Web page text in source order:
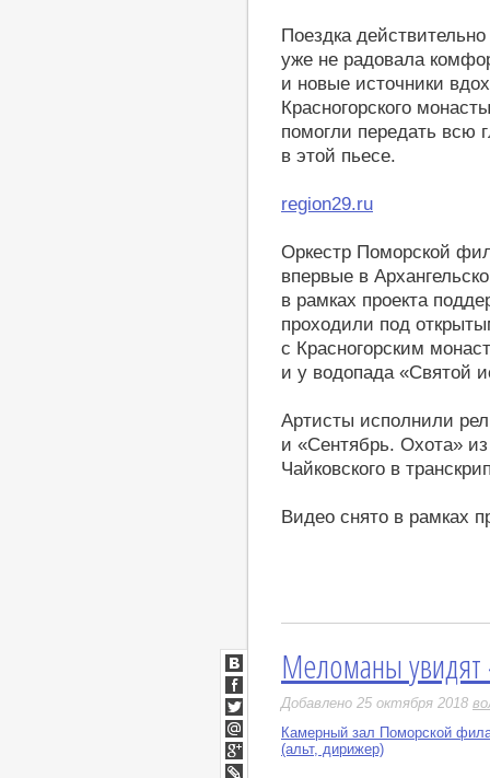
Поездка
уже не радовала
и новые источники
Красногорского
помогли передать всю
в этой пьесе.
region29.ru
Оркестр Поморской
впервые в
в рамках проекта
проходили под
с Красногорским
и у водопада «Святой
Артисты исполнили
и «Сентябрь. Охота»
Чайковского в
Видео снято в рамках
Меломаны увидят
Добавлено 25 октября 2018
Камерный зал Поморской
(альт, дирижер)
ВКонтакте
Facebook
Twitter
Мой
Мир
Google+